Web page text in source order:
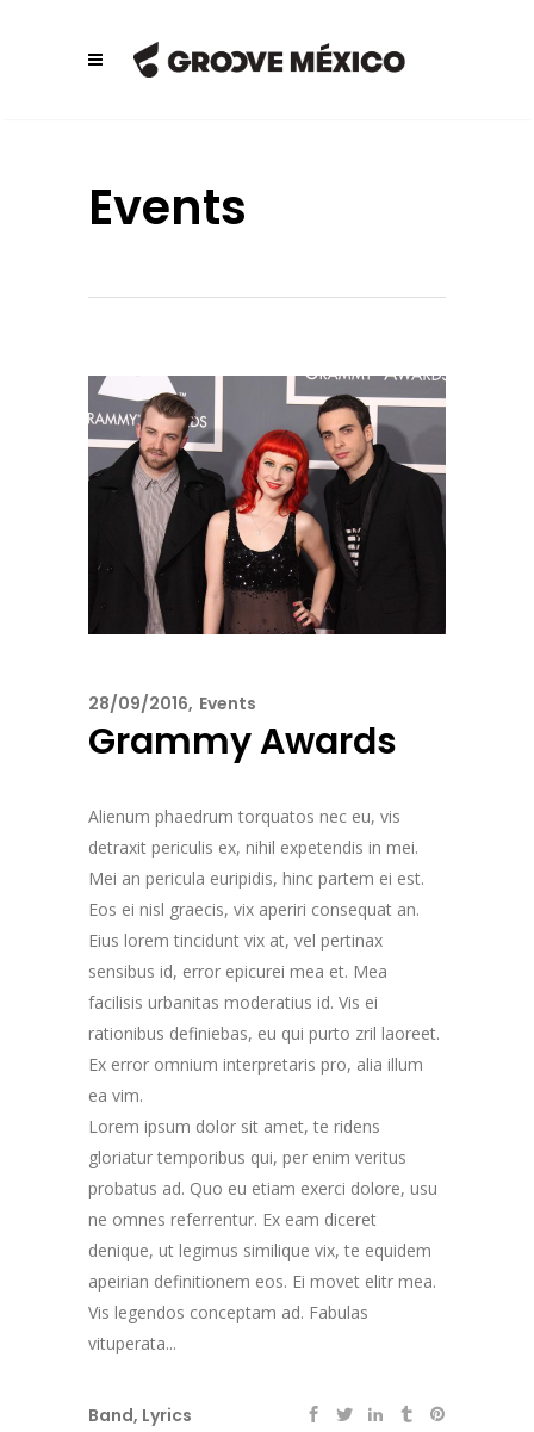
Events
28/09/2016 Events
Grammy Awards
Alienum phaedrum torquatos nec eu, vis
detraxit periculis ex, nihil expetendis in mei.
Mei an pericula euripidis, hinc partem ei est.
Eos ei nisl graecis, vix aperiri consequat an.
Eius lorem tincidunt vix at, vel pertinax
sensibus id, error epicurei mea et. Mea
facilisis urbanitas moderatius id. Vis ei
rationibus definiebas, eu qui purto zril laoreet.
Ex error omnium interpretaris pro, alia illum
ea vim.
Lorem ipsum dolor sit amet, te ridens
gloriatur temporibus qui, per enim veritus
probatus ad. Quo eu etiam exerci dolore, usu
ne omnes referrentur. Ex eam diceret
denique, ut legimus similique vix, te equidem
apeirian definitionem eos. Ei movet elitr mea.
Vis legendos conceptam ad. Fabulas
vituperata...
Band, Lyrics